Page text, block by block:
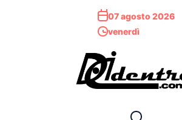
07 agosto 2026
venerdì